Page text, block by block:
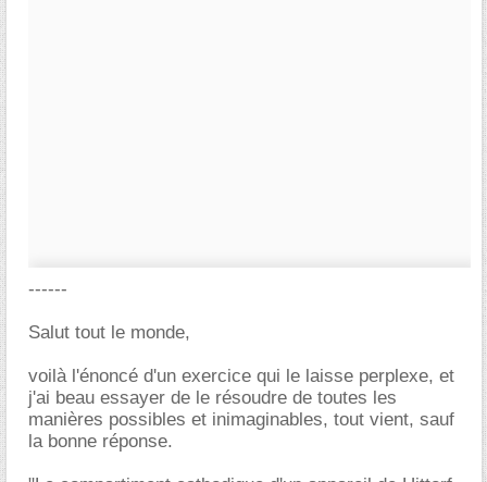
------
Salut tout le monde,
voilà l'énoncé d'un exercice qui le laisse perplexe, et
j'ai beau essayer de le résoudre de toutes les
manières possibles et inimaginables, tout vient, sauf
la bonne réponse.